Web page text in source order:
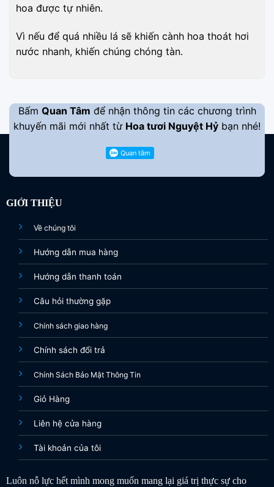
hoa được tự nhiên.
Vì nếu để quá nhiều lá sẽ khiến cành hoa thoát hơi
nước nhanh, khiến chúng chóng tàn.
Bấm Quan Tâm để nhận thông tin các chương trình
khuyến mãi mới nhất từ Hoa tươi Nguyệt Hỷ bạn nhé!
GIỚI THIỆU
Về chúng tôi
Hướng dẫn mua hàng
Hướng dẫn thanh toán
Câu hỏi thường gặp
Chính sách giao hàng
Chính sách đổi trả
Chính Sách Bảo Mật Thông Tin
Giỏ Hàng
Liên hệ cửa hàng
Tài khoản của tôi
Luôn nỗ lực hết mình mong muốn mang lại giá trị thực sự cho